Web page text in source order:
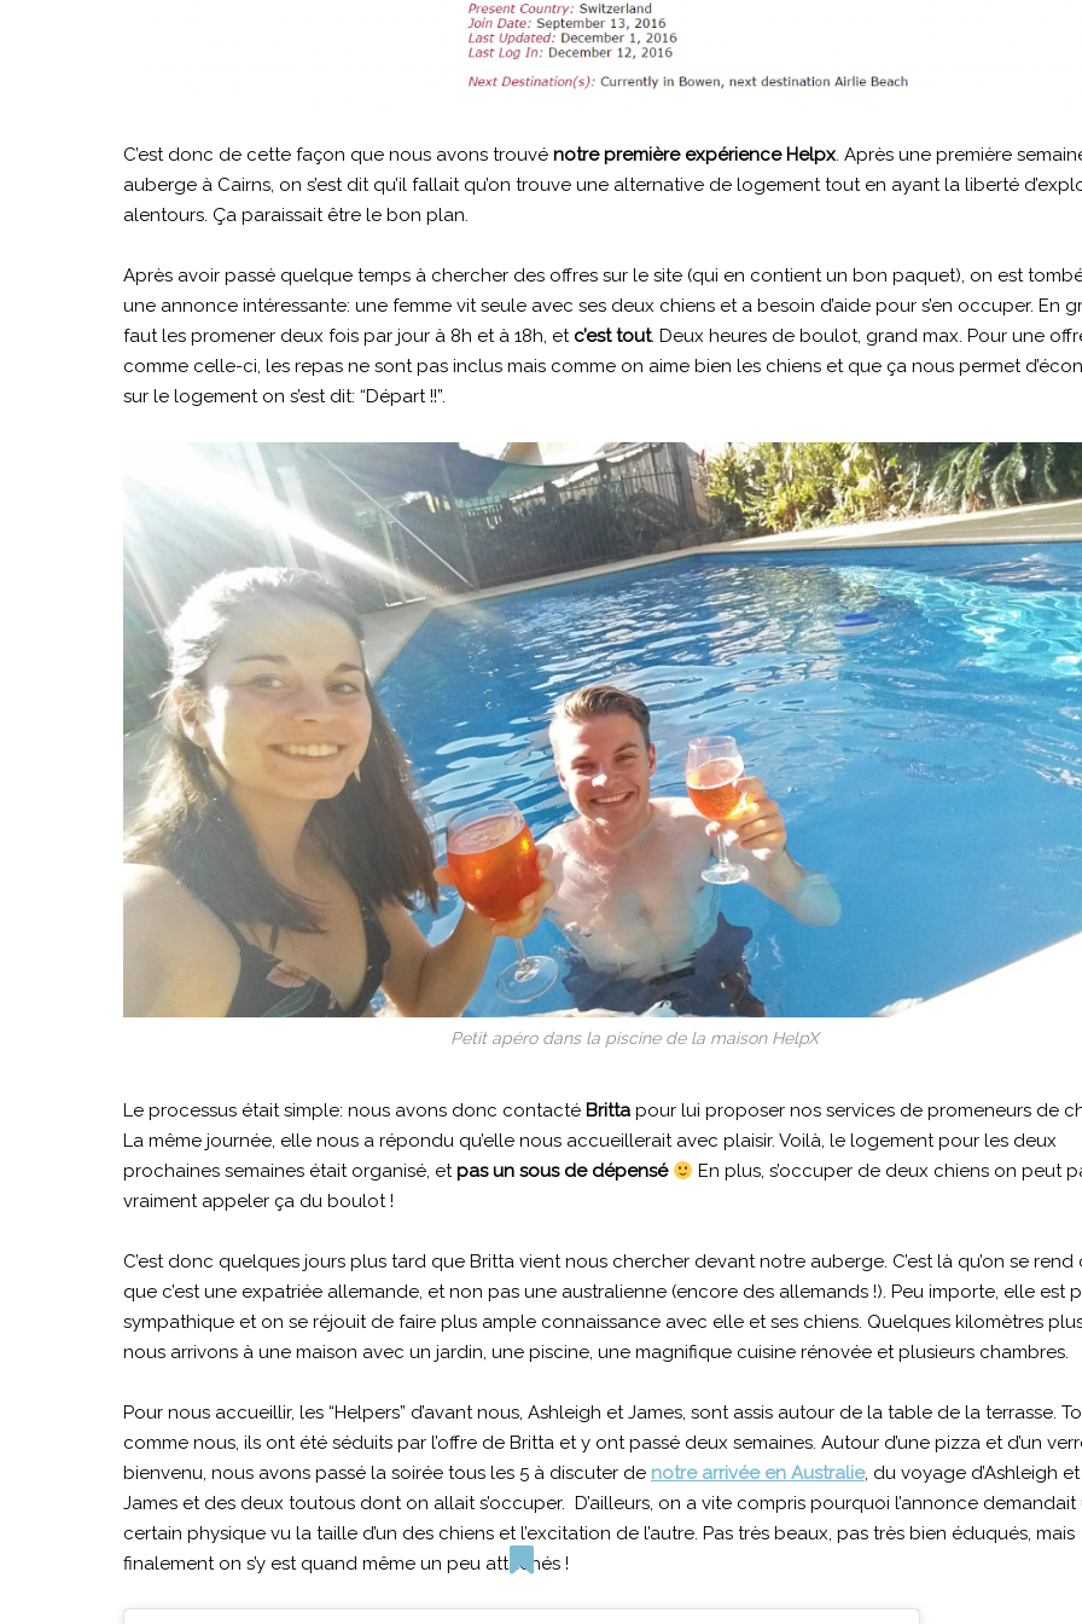
C’est donc de cette façon que nous avons trouvé notre première expérience Helpx. Après une première
auberge à Cairns, on s’est dit qu’il fallait qu’on trouve une alternative de logement tout en ayant la liberté
alentours. Ça paraissait être le bon plan.
Après avoir passé quelque temps à chercher des offres sur le site (qui en contient un bon paquet), on est
une annonce intéressante: une femme vit seule avec ses deux chiens et a besoin d’aide pour s’en occuper. En
faut les promener deux fois par jour à 8h et à 18h, et c’est tout. Deux heures de boulot, grand max. Pour une
comme celle-ci, les repas ne sont pas inclus mais comme on aime bien les chiens et que ça nous permet
sur le logement on s’est dit: “Départ !!”.
Petit apéro dans la piscine de la maison HelpX
Le processus était simple: nous avons donc contacté Britta pour lui proposer nos services de promeneurs de
La même journée, elle nous a répondu qu’elle nous accueillerait avec plaisir. Voilà, le logement pour les deux
prochaines semaines était organisé, etpas un sous de dépensé
En plus, s’occuper de deux chiens on peut
vraiment appeler ça du boulot !
C’est donc quelques jours plus tard que Britta vient nous chercher devant notre auberge. C’est là qu’on se
que c’est une expatriée allemande, et non pas une australienne (encore des allemands !). Peu importe, elle est
sympathique et on se réjouit de faire plus ample connaissance avec elle et ses chiens. Quelques kilomètres
nous arrivons à une maison avec un jardin, une piscine, une magnifique cuisine rénovée et plusieurs chambres.
Pour nous accueillir, les “Helpers” d’avant nous, Ashleigh et James, sont assis autour de la table de la terrasse.
comme nous, ils ont été séduits par l’offre de Britta et y ont passé deux semaines. Autour d’une pizza et d’un
bienvenu, nous avons passé la soirée tous les 5 à discuter de notre arrivée en Australie, du voyage d’Ashleigh
James et des deux toutous dont on allait s’occuper. D’ailleurs, on a vite compris pourquoi l’annonce demandait
certain physique vu la taille d’un des chiens et l’excitation de l’autre. Pas très beaux, pas très bien éduqués, mais
finalement on s’y est quand même un peu attachés !